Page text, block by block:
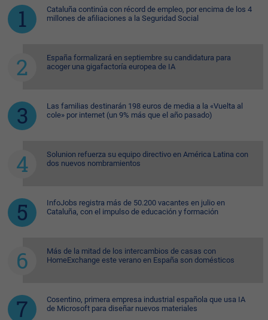
Cataluña continúa con récord de empleo, por encima de los 4
millones de afiliaciones a la Seguridad Social
España formalizará en septiembre su candidatura para
acoger una gigafactoría europea de IA
Las familias destinarán 198 euros de media a la «Vuelta al
cole» por internet (un 9% más que el año pasado)
Solunion refuerza su equipo directivo en América Latina con
dos nuevos nombramientos
InfoJobs registra más de 50.200 vacantes en julio en
Cataluña, con el impulso de educación y formación
Más de la mitad de los intercambios de casas con
HomeExchange este verano en España son domésticos
Cosentino, primera empresa industrial española que usa IA
de Microsoft para diseñar nuevos materiales